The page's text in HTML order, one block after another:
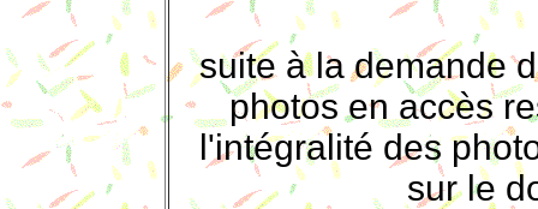
suite à la demande
photos en accès
l'intégralité des
sur le